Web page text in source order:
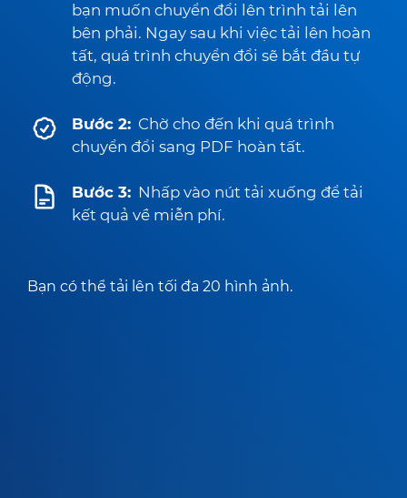
bạn muốn chuyển đổi lên trình tải lên
bên phải. Ngay sau khi việc tải lên hoàn
tất, quá trình chuyển đổi sẽ bắt đầu tự
động.
Bước 2: Chờ cho đến khi quá trình
chuyển đổi sang PDF hoàn tất.
Bước 3: Nhấp vào nút tải xuống để tải
kết quả về miễn phí.
Bạn có thể tải lên tối đa 20 hình ảnh.